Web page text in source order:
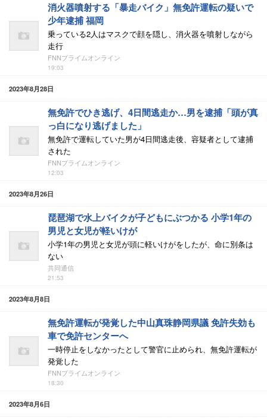
消火器噴射する「暴走バイク」無免許運転の疑いで
少年逮捕 福岡
乗っている2人はマスクで顔を隠し、消火器を噴射しながら
走行
FNNプライムオンライン
19:03
2023年8月28日
無免許でひき逃げ、4日間逃走か…男を逮捕「頭が真
っ白になり逃げました」
無免許で運転していた男が4日間逃走後、容疑者として逮捕
された
FNNプライムオンライン
12:03
2023年8月26日
琵琶湖で水上バイクが子どもにぶつかる 小学1年の
男児と女児が軽いけが
小学1年の男児と女児が頭に軽いけがをしたが、命に別条は
ない
共同通信
21:53
2023年8月8日
無免許運転が発覚した中山真珠静岡県議 免許失効も
車で免許センターへ
一時停止をしなかったとして警官に止められ、無免許運転が
発覚した
FNNプライムオンライン
18:30
2023年8月6日